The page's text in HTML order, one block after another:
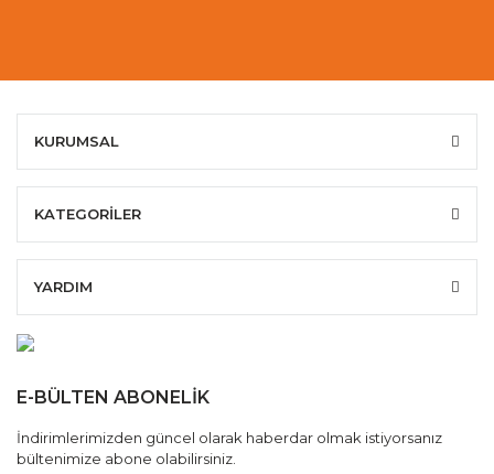
KURUMSAL
KATEGORİLER
YARDIM
E-BÜLTEN ABONELİK
İndirimlerimizden güncel olarak haberdar olmak istiyorsanız
bültenimize abone olabilirsiniz.